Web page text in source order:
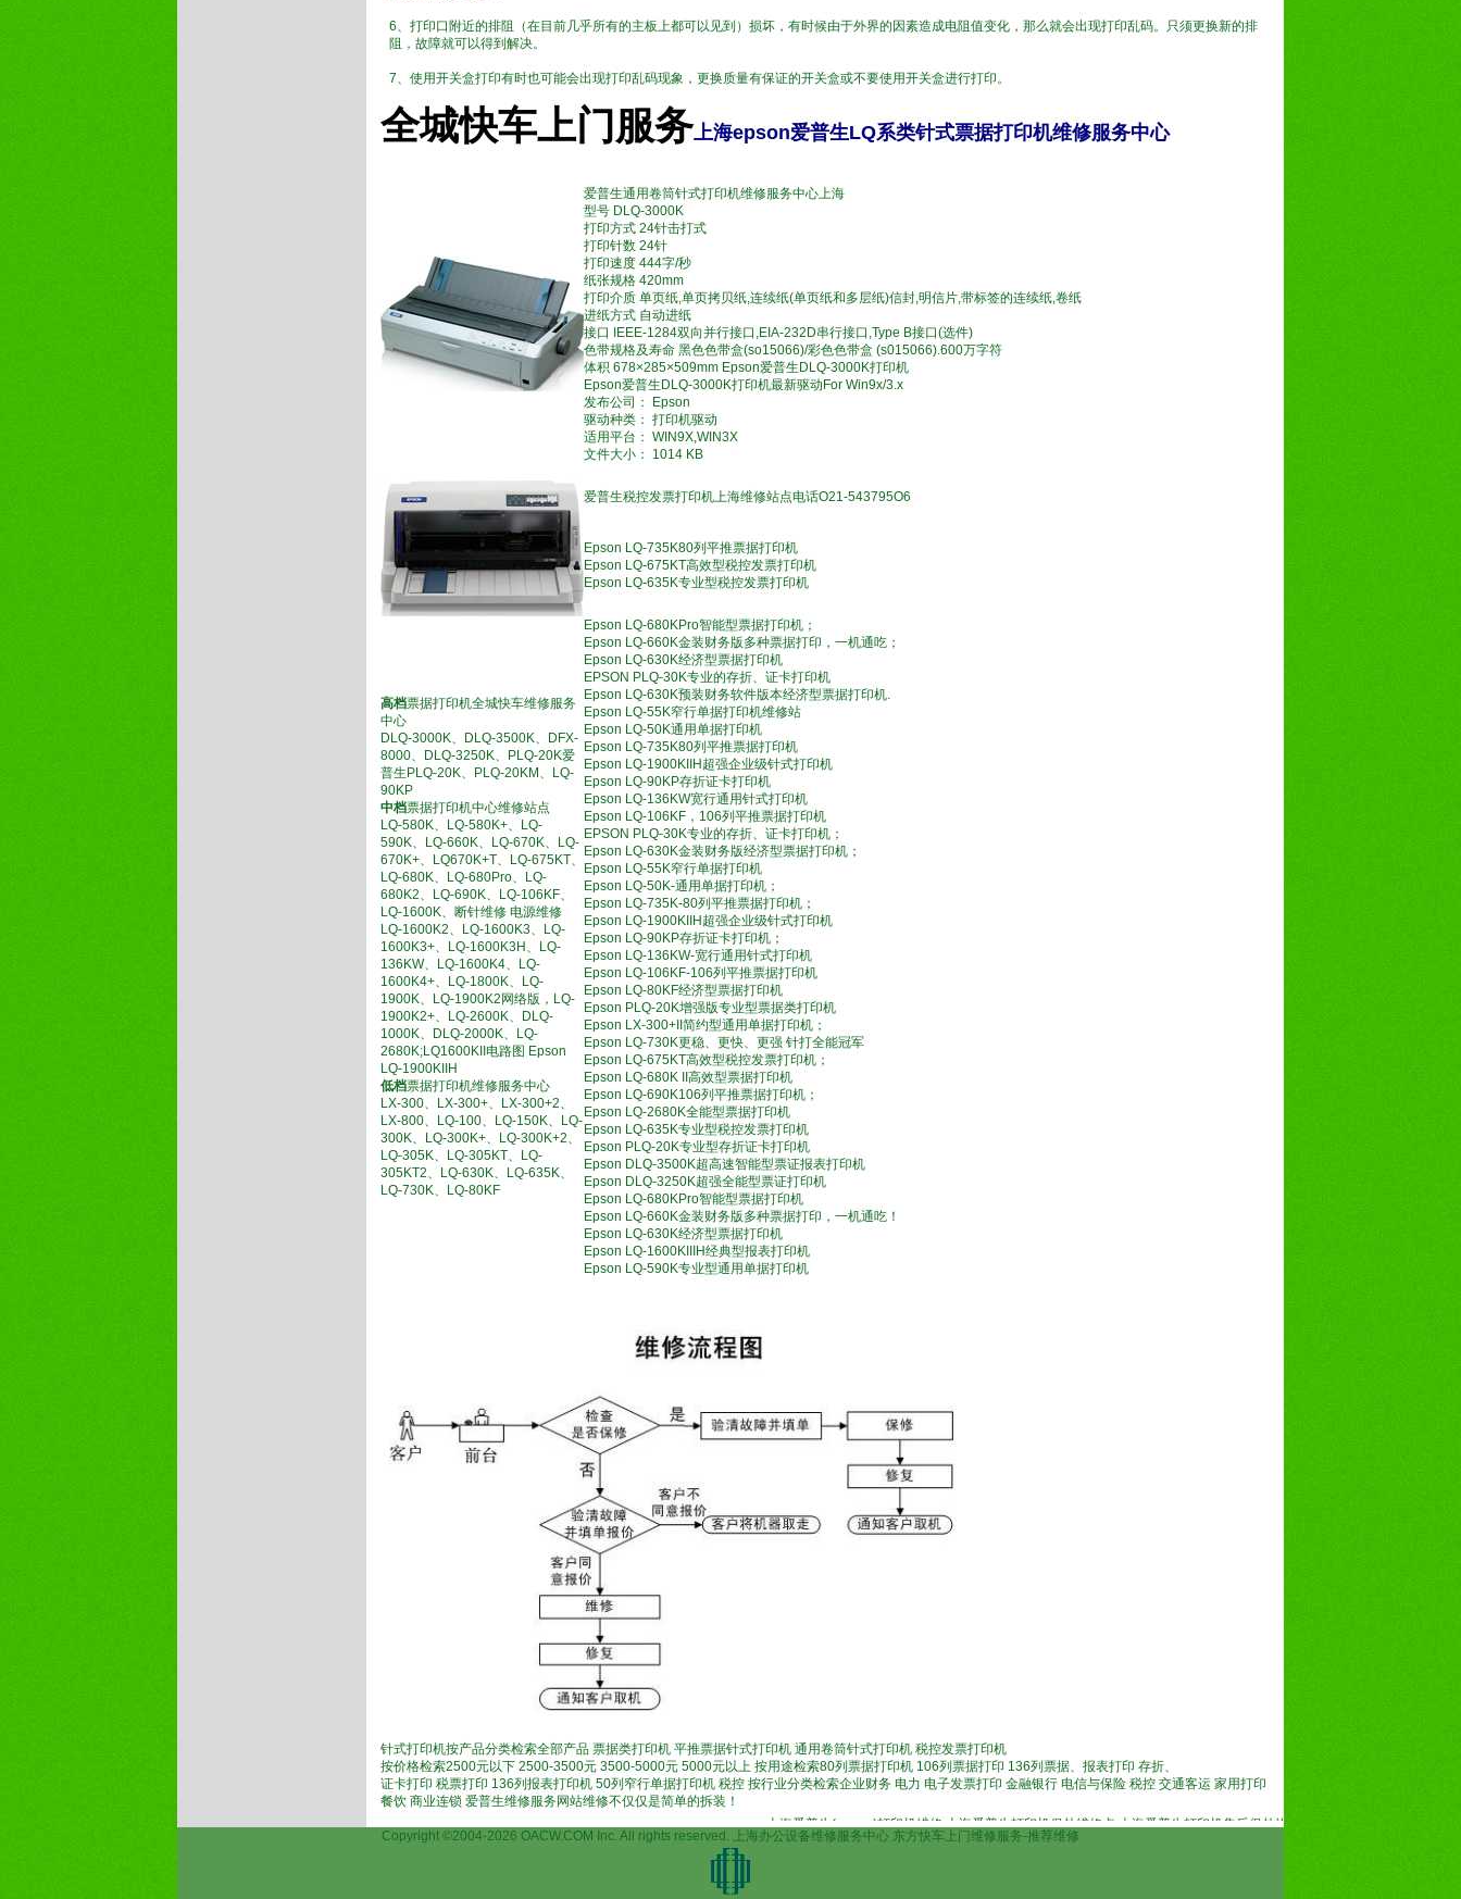
6、打印口附近的排阻（在目前几乎所有的主板上都可以见到）损坏，有时候由于外界的因素造成电阻值变化，那么就会出现打印乱码。只须更换新的排
阻，故障就可以得到解决。
7、使用开关盒打印有时也可能会出现打印乱码现象，更换质量有保证的开关盒或不要使用开关盒进行打印。
全城快车上门服务上海epson爱普生LQ系类针式票据打印机维修服务中心
爱普生通用卷筒针式打印机维修服务中心上海
型号 DLQ-3000K
打印方式 24针击打式
打印针数 24针
打印速度 444字/秒
纸张规格 420mm
打印介质 单页纸,单页拷贝纸,连续纸(单页纸和多层纸)信封,明信片,带标签的连续纸,卷纸
进纸方式 自动进纸
接口 IEEE-1284双向并行接口,EIA-232D串行接口,Type B接口(选件)
色带规格及寿命 黑色色带盒(so15066)/彩色色带盒 (s015066).600万字符
体积 678×285×509mm Epson爱普生DLQ-3000K打印机
Epson爱普生DLQ-3000K打印机最新驱动For Win9x/3.x
发布公司： Epson
驱动种类： 打印机驱动
适用平台： WIN9X,WIN3X
文件大小： 1014 KB
爱普生税控发票打印机上海维修站点电话O21-543795O6
Epson LQ-735K80列平推票据打印机
Epson LQ-675KT高效型税控发票打印机
Epson LQ-635K专业型税控发票打印机
高档票据打印机全城快车维修服务
中心
DLQ-3000K、DLQ-3500K、DFX-
8000、DLQ-3250K、PLQ-20K爱
普生PLQ-20K、PLQ-20KM、LQ-
90KP
中档票据打印机中心维修站点
LQ-580K、LQ-580K+、LQ-
590K、LQ-660K、LQ-670K、LQ-
670K+、LQ670K+T、LQ-675KT、
LQ-680K、LQ-680Pro、LQ-
680K2、LQ-690K、LQ-106KF、
LQ-1600K、断针维修 电源维修
LQ-1600K2、LQ-1600K3、LQ-
1600K3+、LQ-1600K3H、LQ-
136KW、LQ-1600K4、LQ-
1600K4+、LQ-1800K、LQ-
1900K、LQ-1900K2网络版，LQ-
1900K2+、LQ-2600K、DLQ-
1000K、DLQ-2000K、LQ-
2680K;LQ1600KII电路图 Epson
LQ-1900KIIH
低档票据打印机维修服务中心
LX-300、LX-300+、LX-300+2、
LX-800、LQ-100、LQ-150K、LQ-
300K、LQ-300K+、LQ-300K+2、
LQ-305K、LQ-305KT、LQ-
305KT2、LQ-630K、LQ-635K、
LQ-730K、LQ-80KF
Epson LQ-680KPro智能型票据打印机；
Epson LQ-660K金装财务版多种票据打印，一机通吃；
Epson LQ-630K经济型票据打印机
EPSON PLQ-30K专业的存折、证卡打印机
Epson LQ-630K预装财务软件版本经济型票据打印机.
Epson LQ-55K窄行单据打印机维修站
Epson LQ-50K通用单据打印机
Epson LQ-735K80列平推票据打印机
Epson LQ-1900KIIH超强企业级针式打印机
Epson LQ-90KP存折证卡打印机
Epson LQ-136KW宽行通用针式打印机
Epson LQ-106KF，106列平推票据打印机
EPSON PLQ-30K专业的存折、证卡打印机；
Epson LQ-630K金装财务版经济型票据打印机；
Epson LQ-55K窄行单据打印机
Epson LQ-50K-通用单据打印机；
Epson LQ-735K-80列平推票据打印机；
Epson LQ-1900KIIH超强企业级针式打印机
Epson LQ-90KP存折证卡打印机；
Epson LQ-136KW-宽行通用针式打印机
Epson LQ-106KF-106列平推票据打印机
Epson LQ-80KF经济型票据打印机
Epson PLQ-20K增强版专业型票据类打印机
Epson LX-300+II简约型通用单据打印机；
Epson LQ-730K更稳、更快、更强 针打全能冠军
Epson LQ-675KT高效型税控发票打印机；
Epson LQ-680K II高效型票据打印机
Epson LQ-690K106列平推票据打印机；
Epson LQ-2680K全能型票据打印机
Epson LQ-635K专业型税控发票打印机
Epson PLQ-20K专业型存折证卡打印机
Epson DLQ-3500K超高速智能型票证报表打印机
Epson DLQ-3250K超强全能型票证打印机
Epson LQ-680KPro智能型票据打印机
Epson LQ-660K金装财务版多种票据打印，一机通吃！
Epson LQ-630K经济型票据打印机
Epson LQ-1600KIIIH经典型报表打印机
Epson LQ-590K专业型通用单据打印机
针式打印机按产品分类检索全部产品 票据类打印机 平推票据针式打印机 通用卷筒针式打印机 税控发票打印机
按价格检索2500元以下 2500-3500元 3500-5000元 5000元以上 按用途检索80列票据打印机 106列票据打印 136列票据、报表打印 存折、
证卡打印 税票打印 136列报表打印机 50列窄行单据打印机 税控 按行业分类检索企业财务 电力 电子发票打印 金融银行 电信与保险 税控 交通客运 家用打印
餐饮 商业连锁 爱普生维修服务网站维修不仅仅是简单的拆装！
上海爱普生(epson)打印机维修,上海爱普生打印机保外维修点,上海爱普生打印机售后保外维修中心,上海爱普生店铺打印机维修,上海爱普
Copyright ©2004-2026 OACW.COM Inc. All rights reserved. 上海办公设备维修服务中心 东方快车上门维修服务-推荐维修